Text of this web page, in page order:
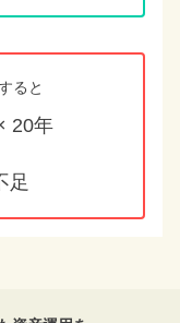
ると
20年
足